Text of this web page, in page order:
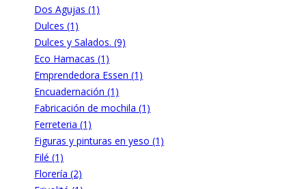
Dos Agujas (1)
Dulces (1)
Dulces y Salados. (9)
Eco Hamacas (1)
Emprendedora Essen (1)
Encuadernación (1)
Fabricación de mochila (1)
Ferreteria (1)
Figuras y pinturas en yeso (1)
Filé (1)
Florería (2)